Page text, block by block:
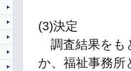
(3)決定
調査結果をも
か、福祉事務